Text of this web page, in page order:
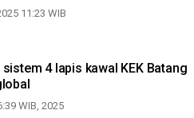
11:23 WIB
4 lapis kawal KEK Batang
WIB, 2025